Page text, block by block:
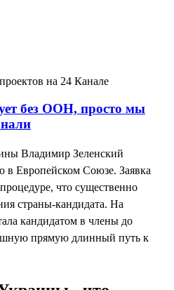
на 24 Канале
без ООН, просто мы
Владимир Зеленский
в Европейском Союзе. Заявка
что существенно
страны-кандидата. На
кандидатом в члены до
прямую длинный путь к